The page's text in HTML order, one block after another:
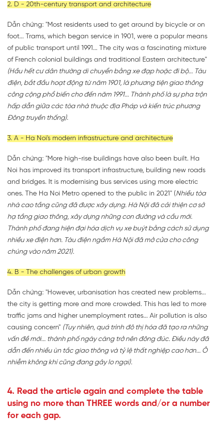
2. D - 20th-century transport and architecture
Dẫn chứng: "Most residents used to get around by bicycle or on
foot... Trams, which began service in 1901, were a popular means
of public transport until 1991... The city was a fascinating mixture
of French colonial buildings and traditional Eastern architecture"
(Hầu hết cư dân thường di chuyển bằng xe đạp hoặc đi bộ... Tàu
điện, bắt đầu hoạt động từ năm 1901, là phương tiện giao thông
công cộng phổ biến cho đến năm 1991... Thành phố là sự pha trộn
hấp dẫn giữa các tòa nhà thuộc địa Pháp và kiến trúc phương
Đông truyền thống).
3. A - Ha Noi's modern infrastructure and architecture
Dẫn chứng: "More high-rise buildings have also been built. Ha
Noi has improved its transport infrastructure, building new roads
and bridges. It is modernising bus services using more electric
ones. The Ha Noi Metro opened to the public in 2021" (Nhiều tòa
nhà cao tầng cũng đã được xây dựng. Hà Nội đã cải thiện cơ sở
hạ tầng giao thông, xây dựng những con đường và cầu mới.
Thành phố đang hiện đại hóa dịch vụ xe buýt bằng cách sử dụng
nhiều xe điện hơn. Tàu điện ngầm Hà Nội đã mở cửa cho công
chúng vào năm 2021).
4. B - The challenges of urban growth
Dẫn chứng: "However, urbanisation has created new problems...
the city is getting more and more crowded. This has led to more
traffic jams and higher unemployment rates... Air pollution is also
causing concern" (Tuy nhiên, quá trình đô thị hóa đã tạo ra những
vấn đề mới... thành phố ngày càng trở nên đông đúc. Điều này đã
dẫn đến nhiều ùn tắc giao thông và tỷ lệ thất nghiệp cao hơn... Ô
nhiễm không khí cũng đang gây lo ngại).
4. Read the article again and complete the table
using no more than THREE words and/or a number
for each gap.